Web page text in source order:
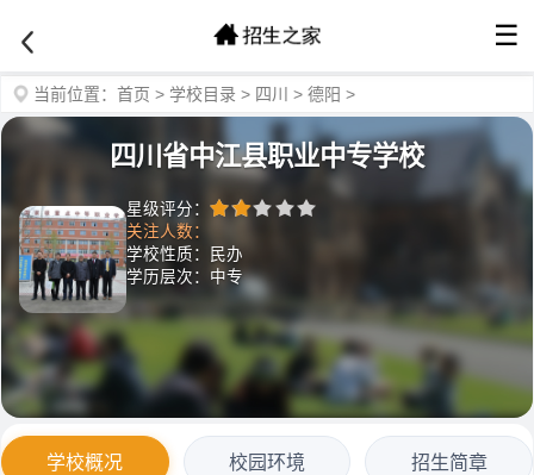
☰
当前位置： 首页 > 学校目录 > 四川 > 德阳 >
四川省中江县职业中专学校
星级评分：
关注人数：
学校性质：民办
学历层次：中专
学校概况 校园环境 招生简章